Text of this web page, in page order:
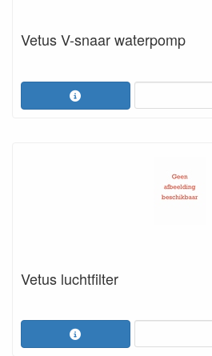
Vetus V-snaar waterpomp
Vetus luchtfilter